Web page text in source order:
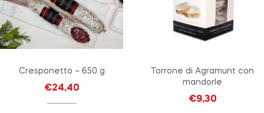
Cresponetto – 650 g
€24,40
Torrone di Agramunt con
mandorle
€9,30